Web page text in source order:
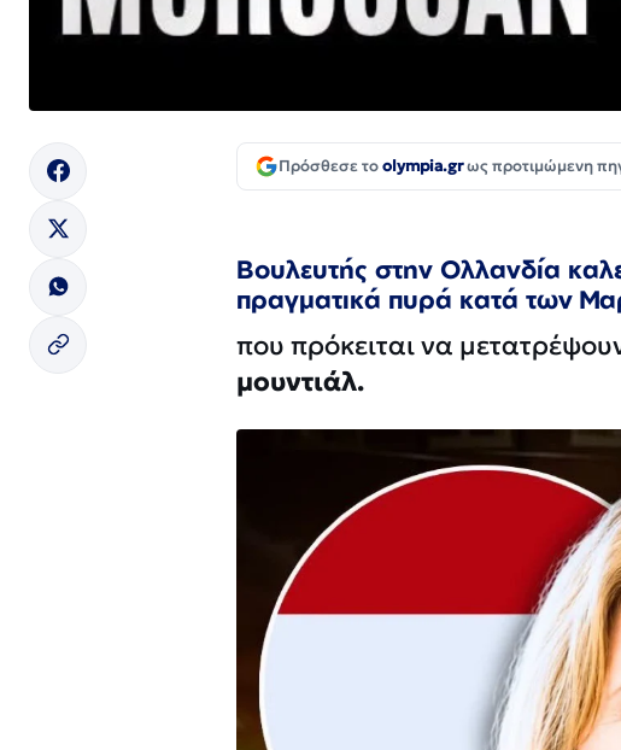
Πρόσθεσε τοolympia.grως προτιμώμενη
Βουλευτής στην Ολλανδία
πραγματικά πυρά κατά των
που πρόκειται να
μουντιάλ.